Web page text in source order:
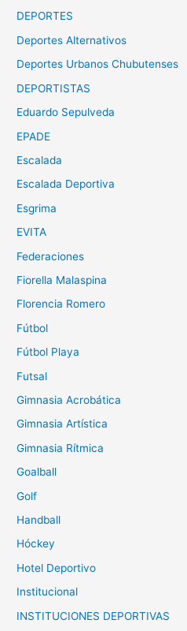
DEPORTES
Deportes Alternativos
Deportes Urbanos Chubutenses
DEPORTISTAS
Eduardo Sepulveda
EPADE
Escalada
Escalada Deportiva
Esgrima
EVITA
Federaciones
Fiorella Malaspina
Florencia Romero
Fútbol
Fútbol Playa
Futsal
Gimnasia Acrobática
Gimnasia Artística
Gimnasia Rítmica
Goalball
Golf
Handball
Hóckey
Hotel Deportivo
Institucional
INSTITUCIONES DEPORTIVAS